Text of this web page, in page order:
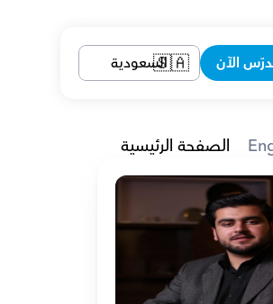
الآن 🇸🇦السعودية
الصفحة الرئيسية